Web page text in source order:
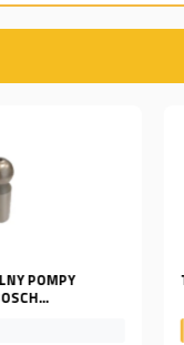
Tłoczek centralny Rexroth A8VO200